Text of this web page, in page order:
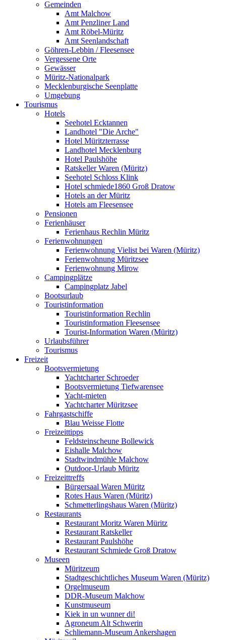
Gemeinden
Amt Malchow
Amt Penzliner Land
Amt Röbel-Müritz
Amt Seenlandschaft
Göhren-Lebbin / Fleesensee
Vergessene Orte
Gewässer
Müritz-Nationalpark
Mecklenburgische Seenplatte
Umgebung
Tourismus
Hotels
Seehotel Ecktannen
Landhotel "Die Arche"
Hotel Müritzterrasse
Landhotel Mecklenburg
Hotel Paulshöhe
Ratskeller Waren (Müritz)
Seehotel Schloss Klink
Hotel schmiede1860 Groß Dratow
Hotels an der Müritz
Hotels am Fleesensee
Pensionen
Ferienhäuser
Ferienhaus Rechlin Müritz
Ferienwohnungen
Ferienwohnung Vielist bei Waren (Müritz)
Ferienwohnung Müritzsee
Ferienwohnung Mirow
Campingplätze
Campingplatz Jabel
Bootsurlaub
Touristinformation
Touristinformation Rechlin
Touristinformation Fleesensee
Tourist-Information Waren (Müritz)
Urlaubsführer
Tourismus
Freizeit
Bootsvermietung
Yachtcharter Schroeder
Bootsvermietung Tiefwarensee
Yacht-mieten
Yachtcharter Müritzsee
Fahrgastschiffe
Blau Weisse Flotte
Freizeittipps
Feldsteinscheune Bollewick
Eishalle Malchow
Stadtwindmühle Malchow
Outdoor-Urlaub Müritz
Freizeittreffs
Bürgersaal Waren Müritz
Rotes Haus Waren (Müritz)
Schmetterlingshaus Waren (Müritz)
Restaurants
Restaurant Moritz Waren Müritz
Restaurant Ratskeller
Restaurant Paulshöhe
Restaurant Schmiede Groß Dratow
Museen
Müritzeum
Stadtgeschichtliches Museum Waren (Müritz)
Orgelmuseum
DDR-Museum Malchow
Kunstmuseum
Kiek in un wunner di!
Agroneum Alt Schwerin
Schliemann-Museum Ankershagen